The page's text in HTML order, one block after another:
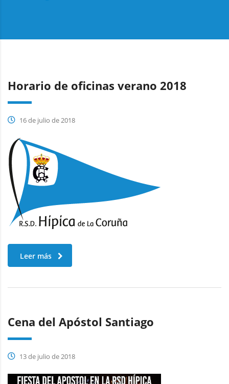
Horario de oficinas verano 2018
16 de julio de 2018
Leer más
Cena del Apóstol Santiago
13 de julio de 2018